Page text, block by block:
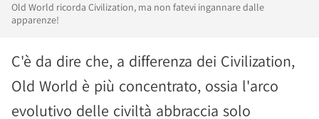
Old World ricorda Civilization, ma non fatevi ingannare dalle
apparenze!
C'è da dire che, a differenza dei Civilization,
Old World è più concentrato, ossia l'arco
evolutivo delle civiltà abbraccia solo